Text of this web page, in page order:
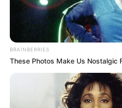
BRAINBERRIES
These Photos Make Us Nostalgic